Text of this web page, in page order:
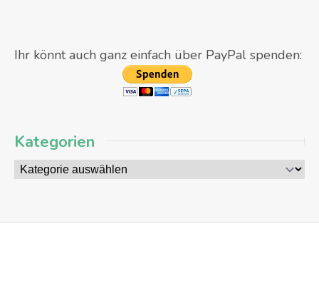
Ihr könnt auch ganz einfach über PayPal spenden:
Kategorien